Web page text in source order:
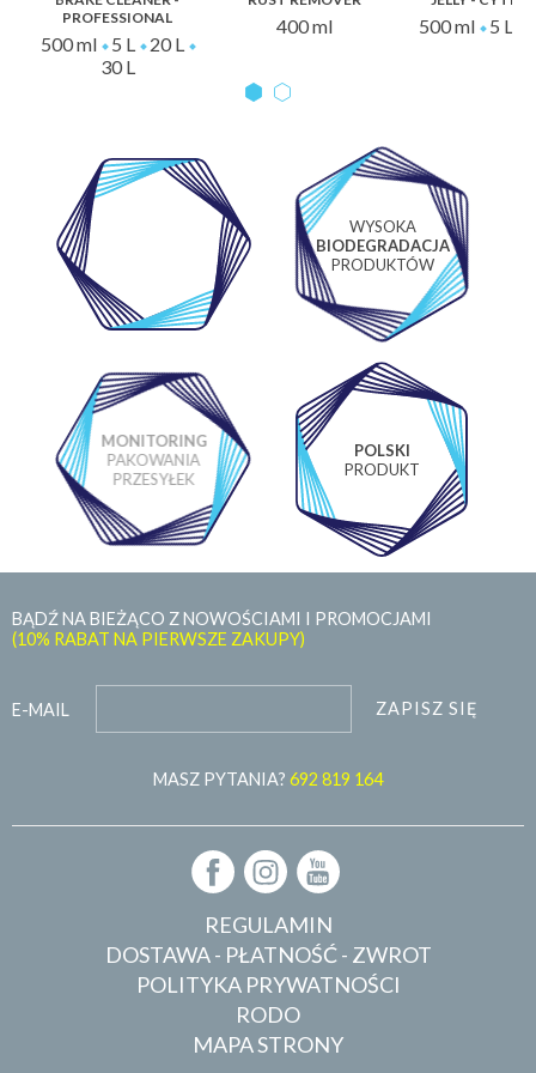
PROFESSIONAL
500 ml 5 L
20 L
30 L
400 ml 500 ml 5 L
WYSOKA
BIODEGRADACJA
PRODUKTÓW
MONITORING
PAKOWANIA
PRZESYŁEK
POLSKI
PRODUKT
BĄDŹ NA BIEŻĄCO Z NOWOŚCIAMI I PROMOCJAMI
(10% RABAT NA PIERWSZE ZAKUPY)
E-MAIL ZAPISZ SIĘ
MASZ PYTANIA? 692 819 164
REGULAMIN
DOSTAWA - PŁATNOŚĆ - ZWROT
POLITYKA PRYWATNOŚCI
RODO
MAPA STRONY